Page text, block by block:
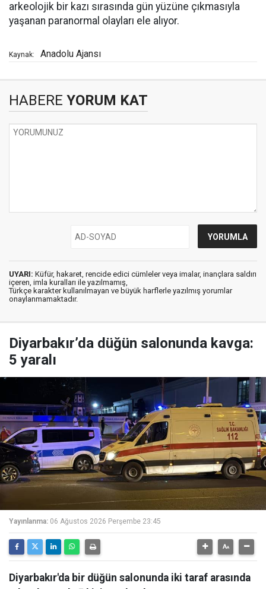
arkeolojik bir kazı sırasında gün yüzüne çıkmasıyla
yaşanan paranormal olayları ele alıyor.
Kaynak: Anadolu Ajansı
HABERE YORUM KAT
UYARI: Küfür, hakaret, rencide edici cümleler veya imalar, inançlara saldırı
içeren, imla kuralları ile yazılmamış,
Türkçe karakter kullanılmayan ve büyük harflerle yazılmış yorumlar
onaylanmamaktadır.
Diyarbakır’da düğün salonunda kavga:
5 yaralı
Yayınlanma: 06 Ağustos 2026 Perşembe 23:45
Diyarbakır'da bir düğün salonunda iki taraf arasında